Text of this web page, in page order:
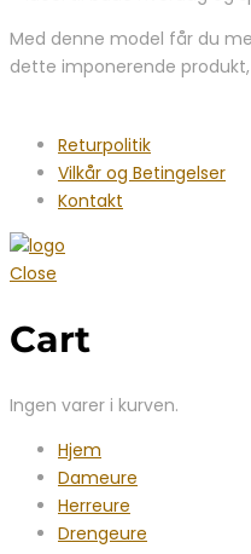
Med denne model får du
dette imponerende
Returpolitik
Vilkår og Betingelser
Kontakt
Close
Cart
Ingen varer i kurven.
Hjem
Dameure
Herreure
Drengeure